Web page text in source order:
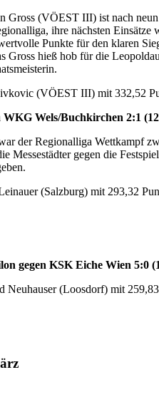
Gross (VÖEST III) ist nach
ihre nächsten
Punkte für den klaren
Gross hieß hob für die
(VÖEST III) mit 332,52
WKG Wels/Buchkirchen 2:1
der Regionalliga Wettkampf
Messestädter gegen die
(Salzburg) mit 293,32
gegen KSK Eiche Wien 5:0
Neuhauser (Loosdorf) mit